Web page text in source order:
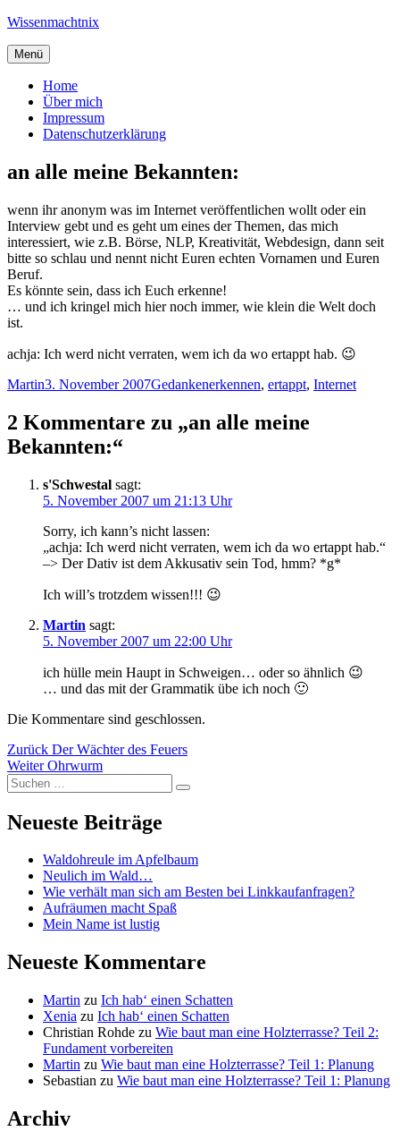
Zum
springen
Wissenmachtnix
Menü
Home
Über mich
Impressum
Datenschutzerklärung
an alle meine Bekannten:
wenn ihr anonym was im Internet veröffentlichen wollt oder ein
Interview gebt und es geht um eines der Themen, das mich
interessiert, wie z.B. Börse, NLP, Kreativität, Webdesign, dann seit
bitte so schlau und nennt nicht Euren echten Vornamen und Euren
Beruf.
Es könnte sein, dass ich Euch erkenne!
… und ich kringel mich hier noch immer, wie klein die Welt doch
ist.
achja: Ich werd nicht verraten, wem ich da wo ertappt hab. 😉
Autor
MartinVeröffentlicht
3. November 2007Kategorien
GedankenSchlagwörter
erkennen, ertappt, Internet
2 Kommentare zu „an alle meine
Bekannten:“
s'Schwestal sagt:
5. November 2007 um 21:13 Uhr
Sorry, ich kann’s nicht lassen:
„achja: Ich werd nicht verraten, wem ich da wo ertappt hab.“
–> Der Dativ ist dem Akkusativ sein Tod, hmm? *g*
Ich will’s trotzdem wissen!!! 😉
Martin sagt:
5. November 2007 um 22:00 Uhr
ich hülle mein Haupt in Schweigen… oder so ähnlich 😉
… und das mit der Grammatik übe ich noch 🙂
Die Kommentare sind geschlossen.
Beitragsnavigation
Zurück Vorheriger
Beitrag:
Der Wächter des Feuers
Weiter Nächster
Beitrag:
Ohrwurm
Suchen
nach:
Suchen
Neueste Beiträge
Waldohreule im Apfelbaum
Neulich im Wald…
Wie verhält man sich am Besten bei Linkkaufanfragen?
Aufräumen macht Spaß
Mein Name ist lustig
Neueste Kommentare
Martin zu Ich hab‘ einen Schatten
Xenia zu Ich hab‘ einen Schatten
Christian Rohde zu Wie baut man eine Holzterrasse? Teil 2:
Fundament vorbereiten
Martin zu Wie baut man eine Holzterrasse? Teil 1: Planung
Sebastian zu Wie baut man eine Holzterrasse? Teil 1: Planung
Archiv